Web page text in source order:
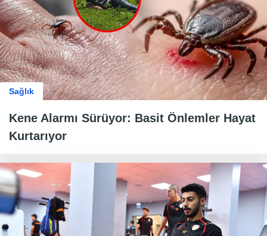
Sağlık
Kene Alarmı Sürüyor: Basit Önlemler Hayat
Kurtarıyor